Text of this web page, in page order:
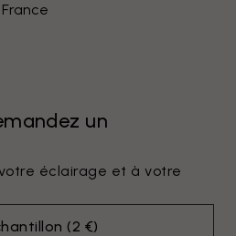
un
éclairage et à votre
(2 €)